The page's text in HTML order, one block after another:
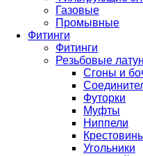
Газовые
Промывные
Фитинги
Фитинги
Резьбовые
Сгоны и
Футорки
Муфты
Ниппели
Угольники